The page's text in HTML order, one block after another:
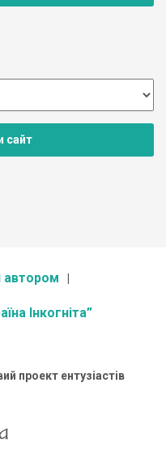
сайт
автором
Інкогніта”
проект ентузіастів